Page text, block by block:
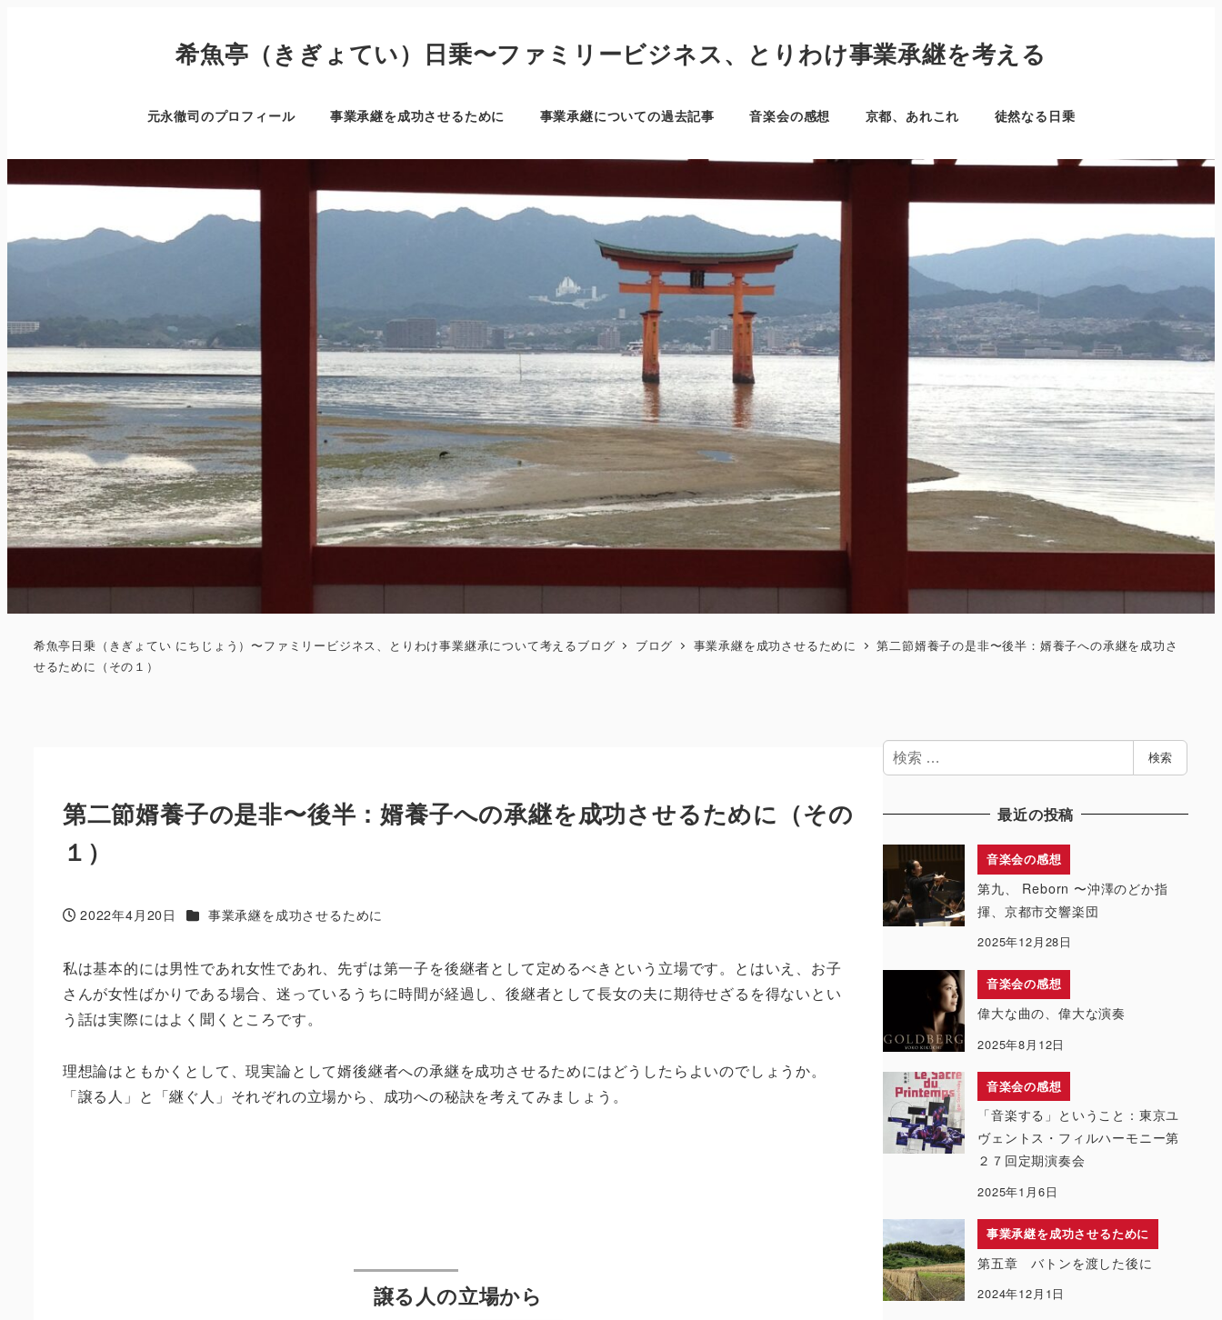
希魚亭（きぎょてい）日乗〜ファミリービジネス、とりわけ事業承継を考える
元永徹司のプロフィール 事業承継を成功させるために 事業承継についての過去記事 音楽会の感想 京都、あれこれ 徒然なる日乗
希魚亭日乗（きぎょてい にちじょう）〜ファミリービジネス、とりわけ事業継承について考えるブログ ブログ 事業承継を成功させるために
第二節婿養子の是非〜後半：婿養子への承継を成功さ
せるために（その１）
第二節婿養子の是非〜後半：婿養子への承継を成功させるために（その
１）
投稿日
2022年4月20日 カテゴリー
事業承継を成功させるために
私は基本的には男性であれ女性であれ、先ずは第一子を後継者として定めるべきという立場です。とはいえ、お子
さんが女性ばかりである場合、迷っているうちに時間が経過し、後継者として長女の夫に期待せざるを得ないとい
う話は実際にはよく聞くところです。
理想論はともかくとして、現実論として婿後継者への承継を成功させるためにはどうしたらよいのでしょうか。
「譲る人」と「継ぐ人」それぞれの立場から、成功への秘訣を考えてみましょう。
譲る人の立場から
検
索
検索
最近の投稿
音楽会の感想
第九、 Reborn 〜沖澤のどか指
揮、京都市交響楽団
2025年12月28日
音楽会の感想
偉大な曲の、偉大な演奏
2025年8月12日
音楽会の感想
「音楽する」ということ：東京ユ
ヴェントス・フィルハーモニー第
２７回定期演奏会
2025年1月6日
事業承継を成功させるために
第五章 バトンを渡した後に
2024年12月1日